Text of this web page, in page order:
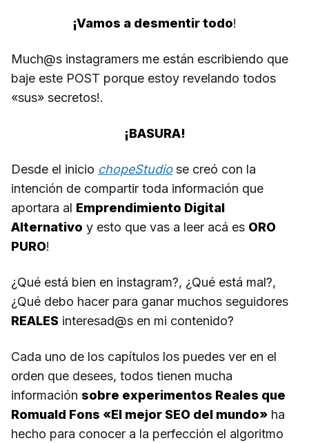
¡Vamos a desmentir todo!
Much@s instagramers me están escribiendo que
baje este POST porque estoy revelando todos
«sus» secretos!.
¡BASURA!
Desde el inicio chopeStudiose creó con la
intención de compartir toda información que
aportara al Emprendimiento Digital
Alternativo y esto que vas a leer acá es ORO
PURO!
¿Qué está bien en instagram?, ¿Qué está mal?,
¿Qué debo hacer para ganar muchos seguidores
REALES interesad@s en mi contenido?
Cada uno de los capítulos los puedes ver en el
orden que desees, todos tienen mucha
información sobre experimentos Reales que
Romuald Fons «El mejor SEO del mundo» ha
hecho para conocer a la perfección el algoritmo